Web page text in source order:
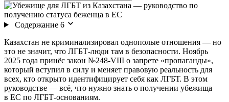
Содержание 6
Казахстан не криминализировал однополые отношения — но
это не значит, что ЛГБТ-люди там в безопасности. Ноябрь
2025 года принёс закон №248-VIII о запрете «пропаганды»,
который вступил в силу и меняет правовую реальность для
всех, кто открыто идентифицирует себя как ЛГБТ. В этом
руководстве — всё, что нужно знать о получении убежища
в ЕС по ЛГБТ-основаниям.